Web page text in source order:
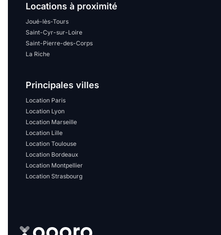
Locations à proximité
Joué-lès-Tours
Saint-Cyr-sur-Loire
Saint-Pierre-des-Corps
La Riche
Principales villes
Location Paris
Location Lyon
Location Marseille
Location Lille
Location Toulouse
Location Bordeaux
Location Montpellier
Location Strasbourg